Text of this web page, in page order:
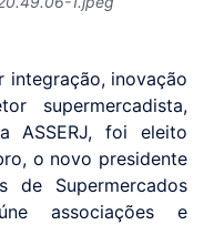
integração, inovação
supermercadista,
ASSERJ, foi eleito
o novo presidente
de Supermercados
associações e